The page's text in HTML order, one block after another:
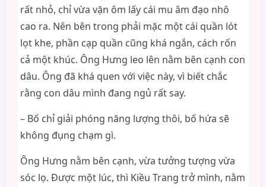
rất nhỏ, chỉ vừa vặn ôm lấy cái mu âm đạo nhô
cao ra. Nên bên trong phải mặc một cái quần lót
lọt khe, phần cạp quần cũng khá ngắn, cách rốn
cả một khúc. Ông Hưng leo lên nằm bên cạnh con
dâu. Ông đã khá quen với việc này, vì biết chắc
rằng con dâu mình đang ngủ rất say.
– Bố chỉ giải phóng năng lượng thôi, bố hứa sẽ
không đụng chạm gì.
Ông Hưng nằm bên cạnh, vừa tưởng tượng vừa
sóc lọ. Được một lúc, thì Kiều Trang trở mình, nằm